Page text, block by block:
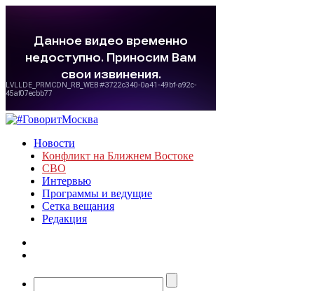
Новости
Конфликт на Ближнем Востоке
СВО
Интервью
Программы и ведущие
Сетка вещания
Редакция